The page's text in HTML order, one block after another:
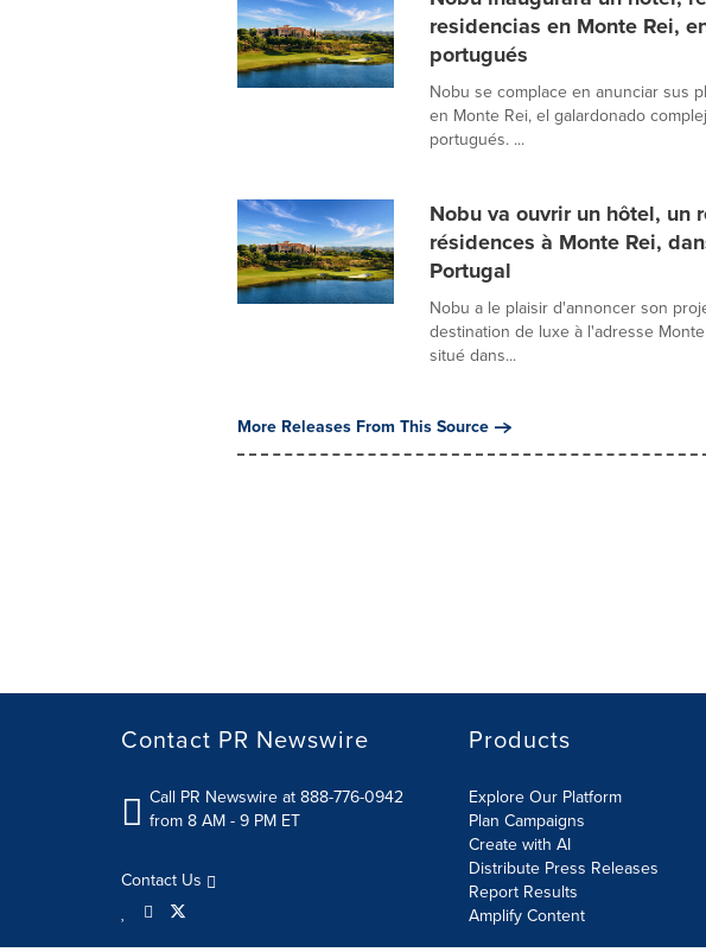
residencias en Monte Rei,
portugués
Nobu se complace en anunciar sus
en Monte Rei, el galardonado
portugués. ...
Nobu va ouvrir un hôtel, un
résidences à Monte Rei,
Portugal
Nobu a le plaisir d'annoncer son
destination de luxe à l'adresse
situé dans...
More Releases From This Source
Contact PR Newswire
Call PR Newswire at 888-776-0942
from 8 AM - 9 PM ET
Contact Us
Products
Explore Our Platform
Plan Campaigns
Create with AI
Distribute Press Releases
Report Results
Amplify Content